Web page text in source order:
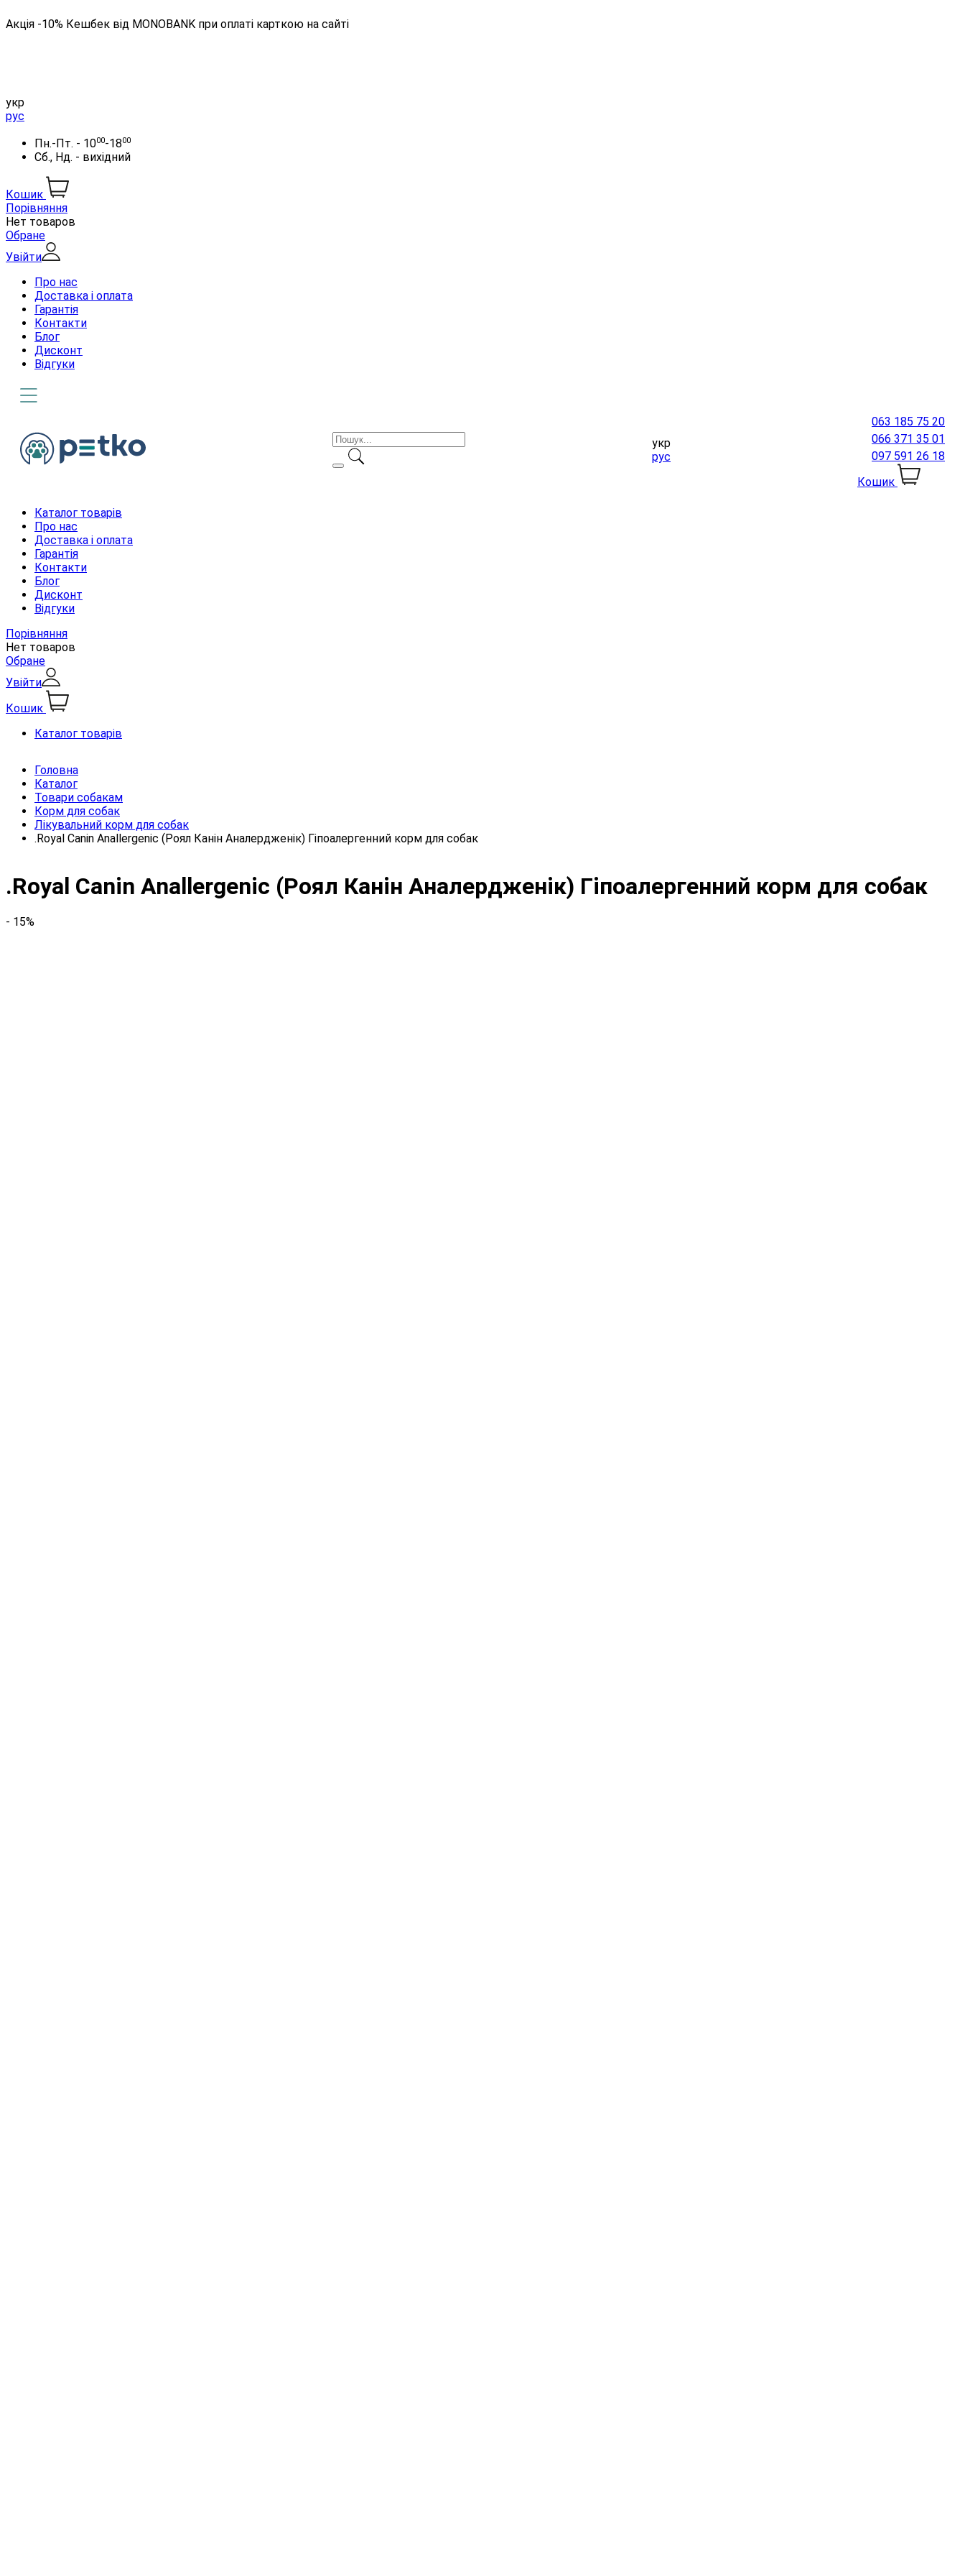
Акція -10% Кешбек від MONOBANK при оплаті карткою на сайті
укр
рус
Пн.-Пт. - 1000-1800
Сб., Нд. - вихідний
Кошик
Порівняння
Нет товаров
Обране
Увійти
Про нас
Доставка і оплата
Гарантія
Контакти
Блог
Дисконт
Відгуки
укр
рус
063 185 75 20
066 371 35 01
097 591 26 18
Кошик
Каталог товарів
Про нас
Доставка і оплата
Гарантія
Контакти
Блог
Дисконт
Відгуки
Порівняння
Нет товаров
Обране
Увійти
Кошик
Каталог товарів
Головна
Каталог
Товари собакам
Корм для собак
Лікувальний корм для собак
.Royal Canin Anallergenic (Роял Канін Аналердженік) Гіпоалергенний корм для собак
.Royal Canin Anallergenic (Роял Канін Аналердженік) Гіпоалергенний корм для собак
- 15%